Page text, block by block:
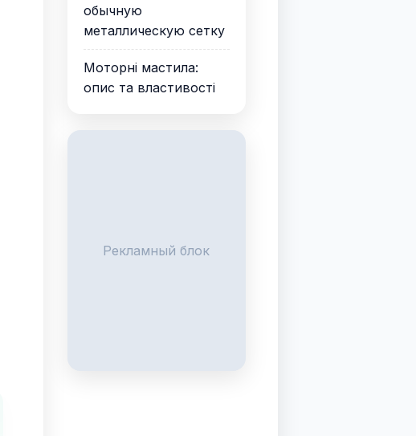
обычную
металлическую сетку
Моторні мастила:
опис та властивості
Рекламный блок